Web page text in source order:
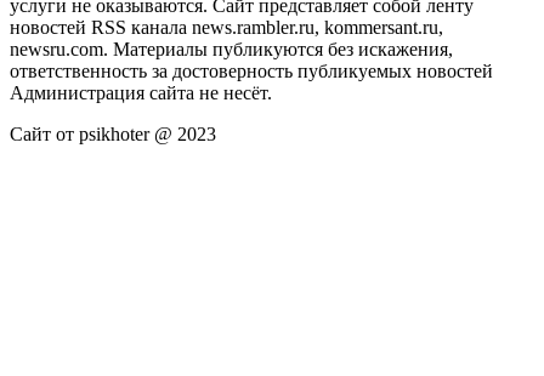
услуги не оказываются. Сайт представляет собой ленту
новостей RSS канала news.rambler.ru, kommersant.ru,
newsru.com. Материалы публикуются без искажения,
ответственность за достоверность публикуемых новостей
Администрация сайта не несёт.
Сайт от psikhoter @ 2023